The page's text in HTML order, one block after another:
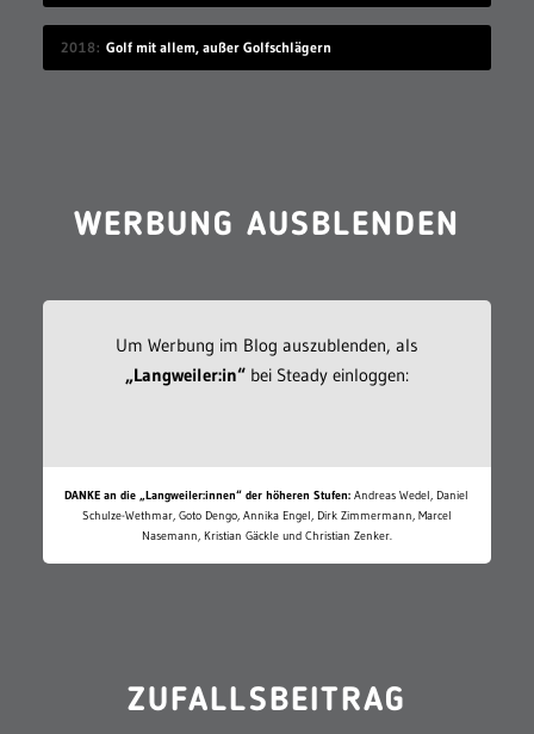
2018 Golf mit allem, außer Golfschlägern
WERBUNG AUSBLENDEN
Um Werbung im Blog auszublenden, als
„Langweiler:in“bei Steady einloggen:
DANKE an die „Langweiler:innen“ der höheren Stufen: Andreas Wedel, Daniel
Schulze-Wethmar, Goto Dengo, Annika Engel, Dirk Zimmermann, Marcel
Nasemann, Kristian Gäckle und Christian Zenker.
ZUFALLSBEITRAG